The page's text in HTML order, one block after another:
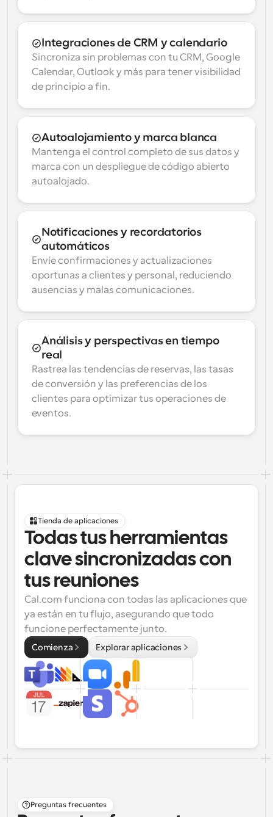
Integraciones de CRM y calendario
Sincroniza sin problemas con tu CRM, Google
Calendar, Outlook y más para tener visibilidad
de principio a fin.
Autoalojamiento y marca blanca
Mantenga el control completo de sus datos y
marca con un despliegue de código abierto
autoalojado.
Notificaciones y recordatorios
automáticos
Envíe confirmaciones y actualizaciones
oportunas a clientes y personal, reduciendo
ausencias y malas comunicaciones.
Análisis y perspectivas en tiempo
real
Rastrea las tendencias de reservas, las tasas
de conversión y las preferencias de los
clientes para optimizar tus operaciones de
eventos.
Tienda de aplicaciones
Todas tus herramientas
clave sincronizadas con
tus reuniones
Cal.com funciona con todas las aplicaciones que
ya están en tu flujo, asegurando que todo
funcione perfectamente junto.
Comienza Explorar aplicaciones
Preguntas frecuentes